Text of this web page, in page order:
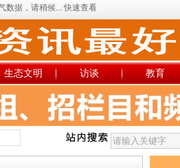
生态文明 访谈 教育